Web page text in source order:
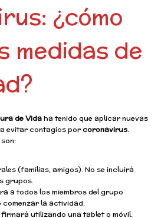
¿cómo
medidas de
de Vidaha tenido que aplicar nuevas
evitar contagios porcoronavirus.
(familias, amigos). No se incluirá
grupos.
a todos los miembros del grupo
comenzar la actividad.
utilizando una tablet o móvil.